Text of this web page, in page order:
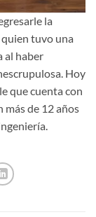
la
tuvo una
al haber
Hoy
que cuenta con
más de 12 años